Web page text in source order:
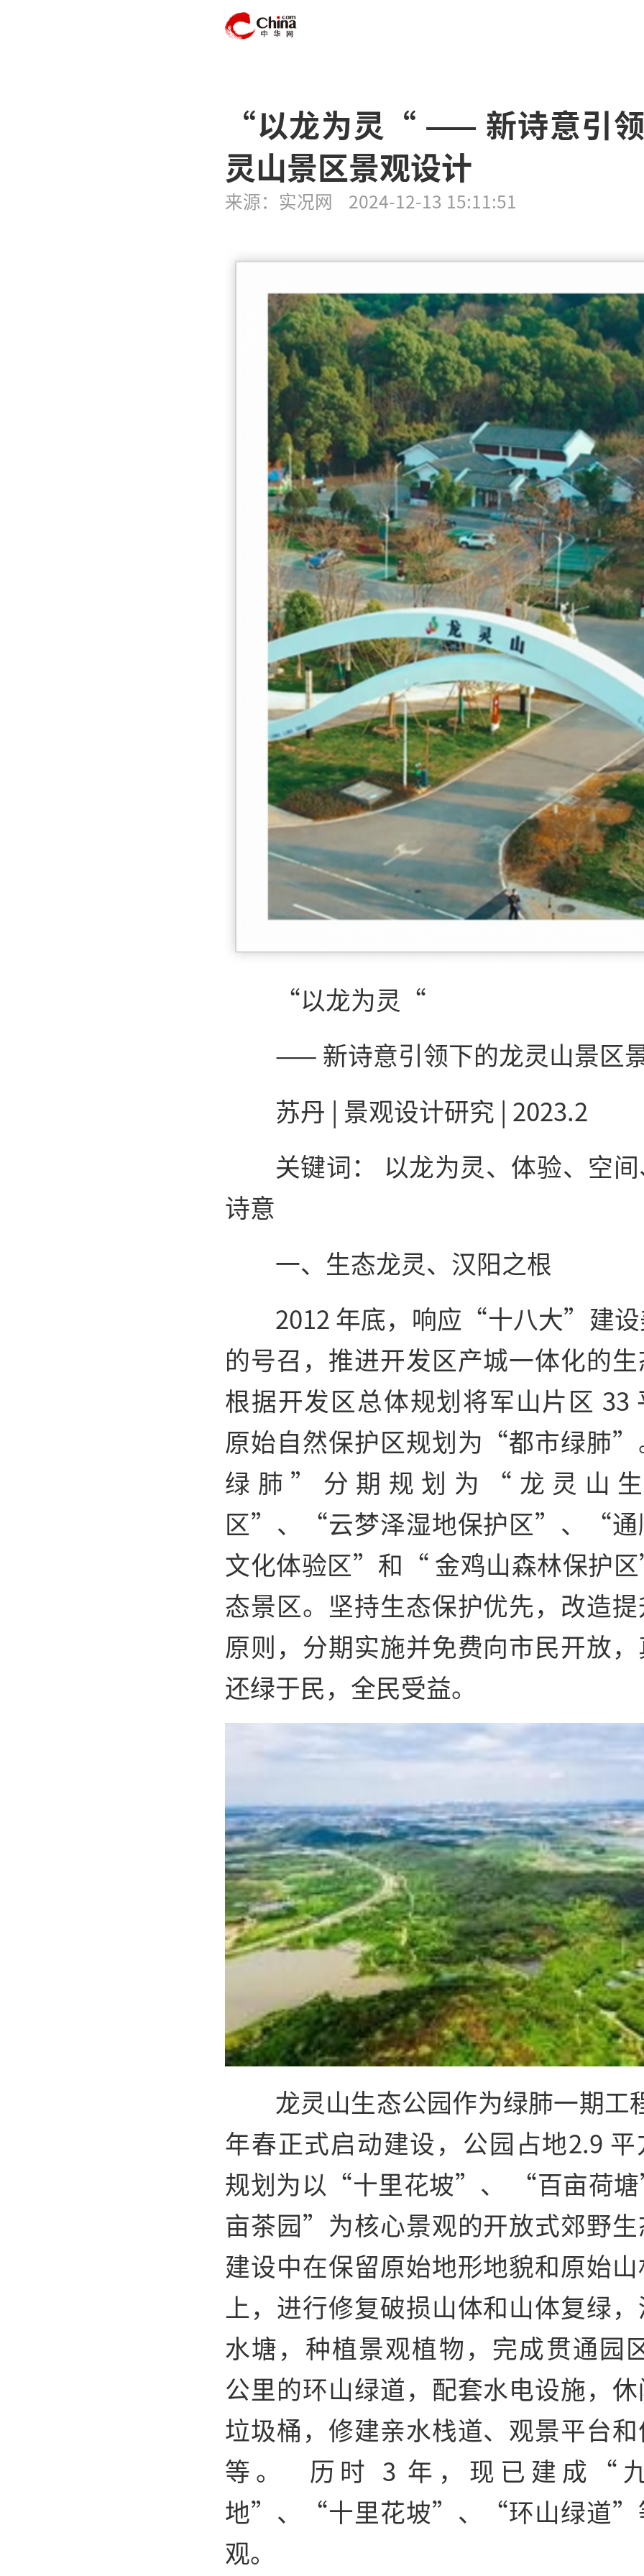
“以龙为灵“ —— 新诗意引
灵山景区景观设计
来源：实况网 2024-12-13 15:11:51
“以龙为灵“
—— 新诗意引领下的龙灵山景区
苏丹 | 景观设计研究 | 2023.2
关键词： 以龙为灵、体验、空
诗意
一、生态龙灵、汉阳之根
2012 年底，响应“十八大”建
的号召，推进开发区产城一体化的
根据开发区总体规划将军山片区 33
原始自然保护区规划为“都市绿肺
绿肺”分期规划为“龙灵山
区”、“云梦泽湿地保护区”、“通
文化体验区”和“ 金鸡山森林保护
态景区。坚持生态保护优先，改造
原则，分期实施并免费向市民开放
还绿于民，全民受益。
龙灵山生态公园作为绿肺一期工
年春正式启动建设，公园占地2.9
规划为以“十里花坡”、 “百亩荷
亩茶园”为核心景观的开放式郊野
建设中在保留原始地形地貌和原始
上，进行修复破损山体和山体复绿
水塘，种植景观植物，完成贯通园
公里的环山绿道，配套水电设施，
垃圾桶，修建亲水栈道、观景平台
等。 历时 3 年，现已建成“
地”、“十里花坡”、“环山绿道”
观。